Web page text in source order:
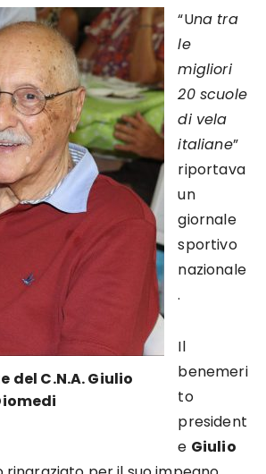
del C.N.A. Giulio
“Una tra
le
migliori
20 scuole
di vela
italiane”
riportava
un
giornale
sportivo
nazionale
.
Il
benemeri
to
president
e Giulio